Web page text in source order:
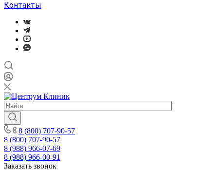
Контакты
8 (800) 707-90-57
8 (800) 707-90-57
8 (988) 966-07-69
8 (988) 966-00-91
Заказать звонок